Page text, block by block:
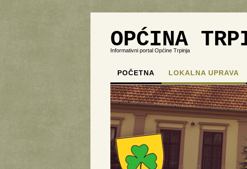
OPĆINA
Informativni portal Općine Trpinja
POČETNA LOKALNA UPRAVA